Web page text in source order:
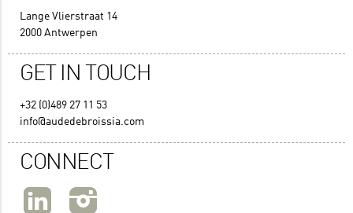
Lange Vlierstraat 14
2000 Antwerpen
GET IN TOUCH
+32 (0)489 27 11 53
info@audedebroissia.com
CONNECT